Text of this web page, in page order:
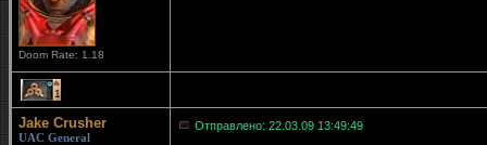
Doom Rate: 1.18
1
Jake Crusher
UAC General
Отправлено: 22.03.09 13:49:49